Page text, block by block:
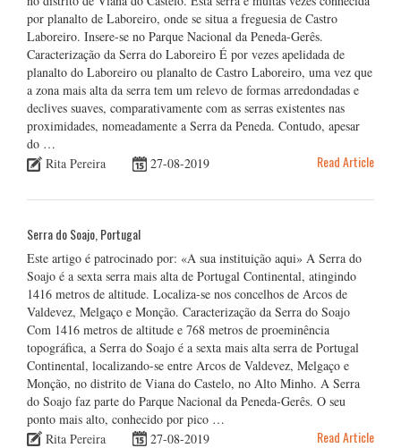
por planalto de Laboreiro, onde se situa a freguesia de Castro
Laboreiro. Insere-se no Parque Nacional da Peneda-Gerês.
Caracterização da Serra do Laboreiro É por vezes apelidada de
planalto do Laboreiro ou planalto de Castro Laboreiro, uma vez que
a zona mais alta da serra tem um relevo de formas arredondadas e
declives suaves, comparativamente com as serras existentes nas
proximidades, nomeadamente a Serra da Peneda. Contudo, apesar
do …
Rita Pereira
27-08-2019 Read Article
Serra do Soajo, Portugal
Este artigo é patrocinado por: «A sua instituição aqui» A Serra do
Soajo é a sexta serra mais alta de Portugal Continental, atingindo
1416 metros de altitude. Localiza-se nos concelhos de Arcos de
Valdevez, Melgaço e Monção. Caracterização da Serra do Soajo
Com 1416 metros de altitude e 768 metros de proeminência
topográfica, a Serra do Soajo é a sexta mais alta serra de Portugal
Continental, localizando-se entre Arcos de Valdevez, Melgaço e
Monção, no distrito de Viana do Castelo, no Alto Minho. A Serra
do Soajo faz parte do Parque Nacional da Peneda-Gerês. O seu
ponto mais alto, conhecido por pico …
Rita Pereira
27-08-2019 Read Article